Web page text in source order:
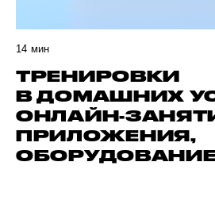
14 мин
ТРЕНИРОВКИ
В ДОМАШНИХ
ОНЛАЙН-
ПРИЛОЖЕНИЯ,